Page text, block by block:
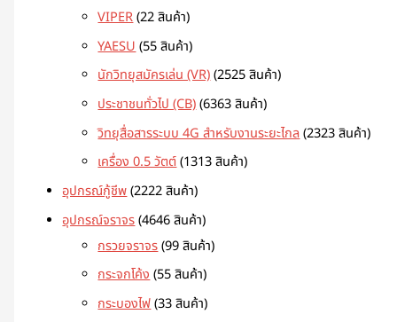
VIPER 22 สินค้า
YAESU 55 สินค้า
นักวิทยุสมัครเล่น (VR) 2525 สินค้า
ประชาชนทั่วไป (CB) 6363 สินค้า
วิทยุสื่อสารระบบ 4G สำหรับงานระยะไกล 2323 สินค้า
เครื่อง 0.5 วัตต์ 1313 สินค้า
อุปกรณ์กู้ชีพ 2222 สินค้า
อุปกรณ์จราจร 4646 สินค้า
กรวยจราจร 99 สินค้า
กระจกโค้ง 55 สินค้า
กระบองไฟ 33 สินค้า